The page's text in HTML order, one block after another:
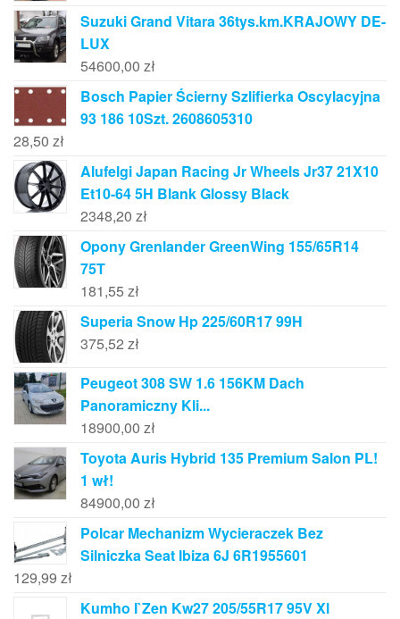
Suzuki Grand Vitara 36tys.km.KRAJOWY DE-
LUX
54600,00 zł
Bosch Papier Ścierny Szlifierka Oscylacyjna
93 186 10Szt. 2608605310
28,50 zł
Alufelgi Japan Racing Jr Wheels Jr37 21X10
Et10-64 5H Blank Glossy Black
2348,20 zł
Opony Grenlander GreenWing 155/65R14
75T
181,55 zł
Superia Snow Hp 225/60R17 99H
375,52 zł
Peugeot 308 SW 1.6 156KM Dach
Panoramiczny Kli...
18900,00 zł
Toyota Auris Hybrid 135 Premium Salon PL!
1 wł!
84900,00 zł
Polcar Mechanizm Wycieraczek Bez
Silniczka Seat Ibiza 6J 6R1955601
129,99 zł
Kumho I`Zen Kw27 205/55R17 95V Xl